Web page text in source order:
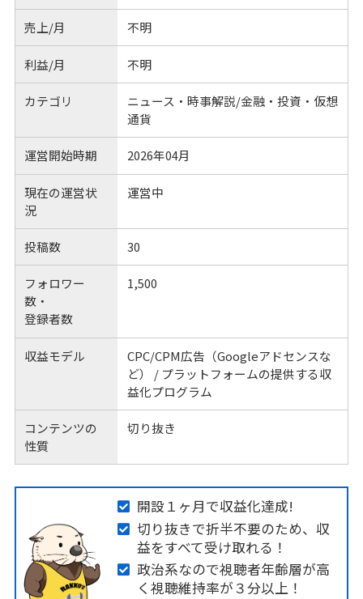
売上/月 不明
利益/月 不明
カテゴリ
ニュース・時事解説/金融・投資・仮想
通貨
運営開始時期 2026年04月
現在の運営状
況
運営中
投稿数 30
フォロワー
数・
登録者数
1,500
収益モデル
CPC/CPM広告（Googleアドセンスな
ど） / プラットフォームの提供する収
益化プログラム
コンテンツの
性質
切り抜き
開設１ヶ月で収益化達成!
切り抜きで折半不要のため、収
益をすべて受け取れる！
政治系なので視聴者年齢層が高
く視聴維持率が３分以上！